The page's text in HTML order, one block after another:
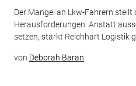
Der Mangel an Lkw-Fahrern
Herausforderungen. Anstatt
setzen, stärkt Reichhart Logistik
von Deborah Baran